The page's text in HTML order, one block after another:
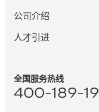
公司介绍
人才引进
全国服务热线
400-189-